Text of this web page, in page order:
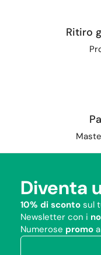
Ritiro
Diventa
10% di sconto sul
Newsletter con i
Numerose promo